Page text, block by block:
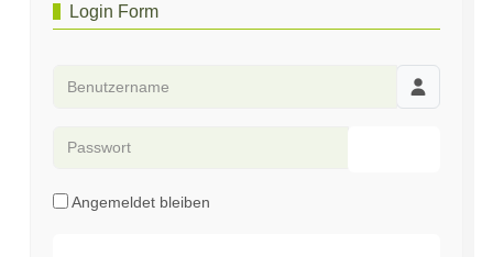
Login Form
Angemeldet bleiben